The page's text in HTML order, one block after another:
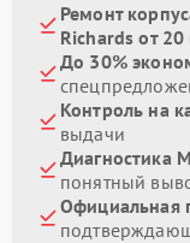
Ремонт
Richards от
До 30%
Контроль на
выдачи
Диагностика
понятный
Официальная